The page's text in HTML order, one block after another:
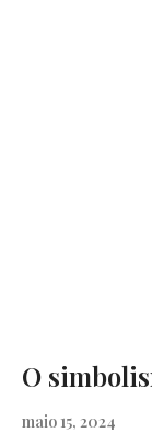
O
maio 15, 2024